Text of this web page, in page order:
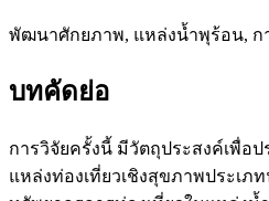
พัฒนาศักยภาพ, แหล่งน้ำพุร้อน, ก
บทคัดย่อ
การวิจัยครั้งนี้ มีวัตถุประสงค์เพื่อ
แหล่งท่องเที่ยวเชิงสุขภาพประเภ